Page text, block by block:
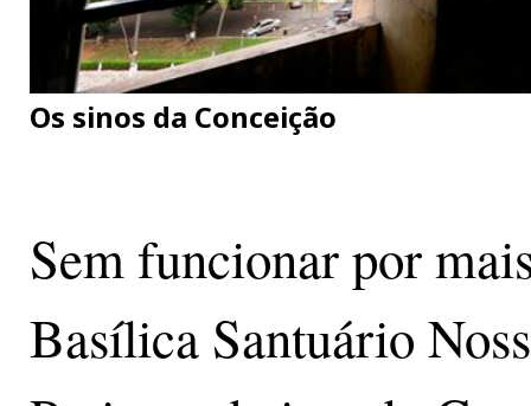
Os sinos da Conceição
Sem funcionar por
Basílica Santuário